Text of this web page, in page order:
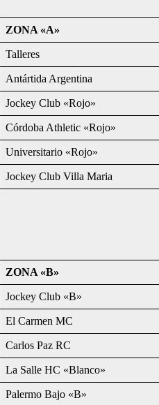
ZONA «A»
Talleres
Antártida Argentina
Jockey Club «Rojo»
Córdoba Athletic «Rojo»
Universitario «Rojo»
Jockey Club Villa Maria
ZONA «B»
Jockey Club «B»
El Carmen MC
Carlos Paz RC
La Salle HC «Blanco»
Palermo Bajo «B»